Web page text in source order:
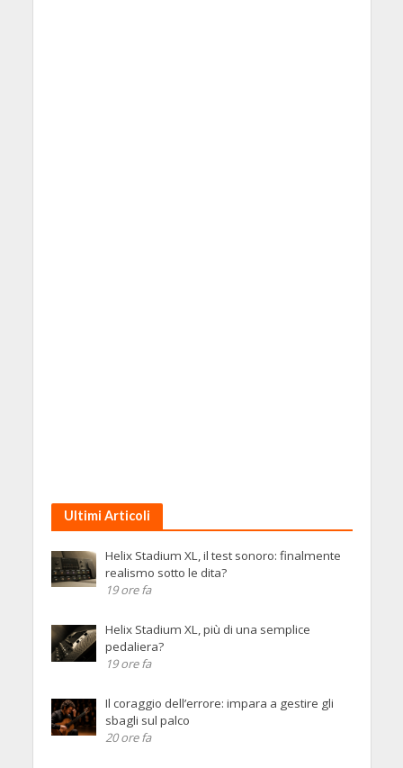
Ultimi Articoli
Helix Stadium XL, il test sonoro: finalmente
realismo sotto le dita?
19 ore fa
Helix Stadium XL, più di una semplice
pedaliera?
19 ore fa
Il coraggio dell’errore: impara a gestire gli
sbagli sul palco
20 ore fa